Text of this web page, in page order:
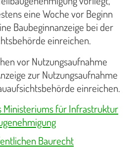
eine Woche vor Beginn
Baubeginnanzeige bei der
einreichen.
vor Nutzungsaufnahme
zur Nutzungsaufnahme
einreichen.
Ministeriums für Infrastruktur
Baurecht